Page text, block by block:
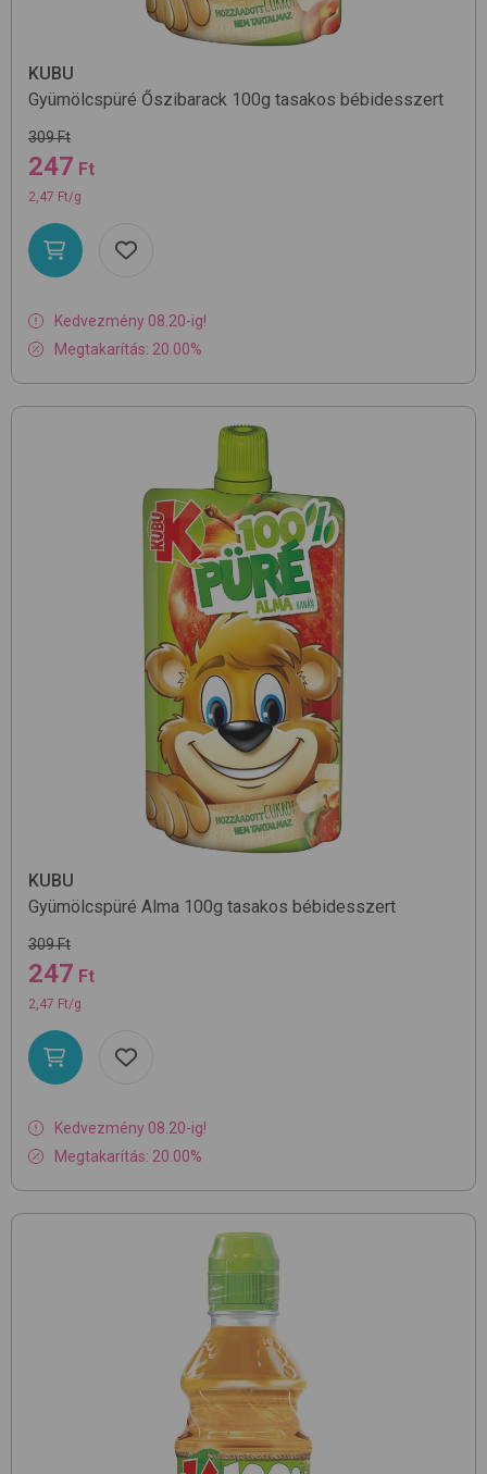
KUBU
Gyümölcspüré Őszibarack 100g tasakos bébidesszert
309 Ft
247 Ft
2,47 Ft/g
Kedvezmény 08.20-ig!
Megtakarítás: 20.00%
KUBU
Gyümölcspüré Alma 100g tasakos bébidesszert
309 Ft
247 Ft
2,47 Ft/g
Kedvezmény 08.20-ig!
Megtakarítás: 20.00%